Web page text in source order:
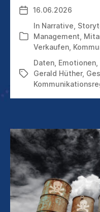
Veröffentlichungsdatum
16.06.2026
Kategorien
In Narrative
Management
Verkaufen
Schlagwörter
Daten Emotionen
Gerald Hüther,